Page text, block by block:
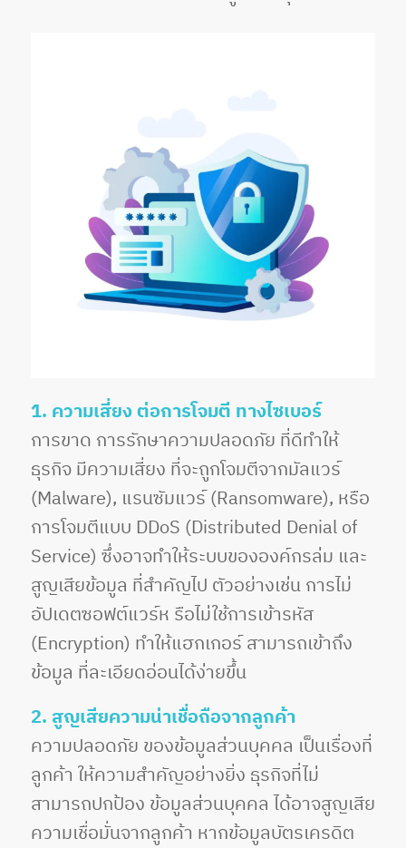
1. ความเสี่ยง ต่อการโจมตี ทางไซเบอร์
การขาด การรักษาความปลอดภัย ที่ดีทำให้
ธุรกิจ มีความเสี่ยง ที่จะถูกโจมตีจากมัลแวร์
(Malware), แรนซัมแวร์ (Ransomware), หรือ
การโจมตีแบบ DDoS (Distributed Denial of
Service) ซึ่งอาจทำให้ระบบขององค์กรล่ม และ
สูญเสียข้อมูล ที่สำคัญไป ตัวอย่างเช่น การไม่
อัปเดตซอฟต์แวร์ห รือไม่ใช้การเข้ารหัส
(Encryption) ทำให้แฮกเกอร์ สามารถเข้าถึง
ข้อมูล ที่ละเอียดอ่อนได้ง่ายขึ้น
2. สูญเสียความน่าเชื่อถือจากลูกค้า
ความปลอดภัย ของข้อมูลส่วนบุคคล เป็นเรื่องที่
ลูกค้า ให้ความสำคัญอย่างยิ่ง ธุรกิจที่ไม่
สามารถปกป้อง ข้อมูลส่วนบุคคล ได้อาจสูญเสีย
ความเชื่อมั่นจากลูกค้า หากข้อมูลบัตรเครดิต